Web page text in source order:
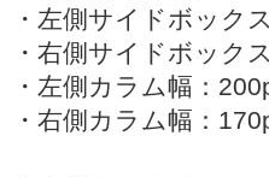
・左側サイドボック
・右側サイドボック
・左側カラム幅：
・右側カラム幅：